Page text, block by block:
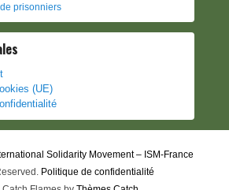
prisonniers
(UE)
Solidarity Movement – ISM-France
Politique de confidentialité